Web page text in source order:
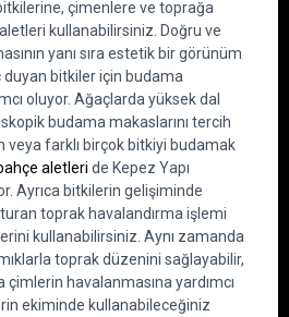
çimenlere ve toprağa
kullanabilirsiniz. Doğru ve
yanı sıra estetik bir görünüm
bitkiler için budama
oluyor. Ağaçlarda yüksek dal
budama makaslarını tercih
veya farklı birçok bitkiyi budamak
aletleri de Kepez Yapı
Ayrıca bitkilerin gelişiminde
toprak havalandırma işlemi
kullanabilirsiniz. Aynı zamanda
toprak düzenini sağlayabilir,
çimlerin havalanmasına yardımcı
ekiminde kullanabileceğiniz